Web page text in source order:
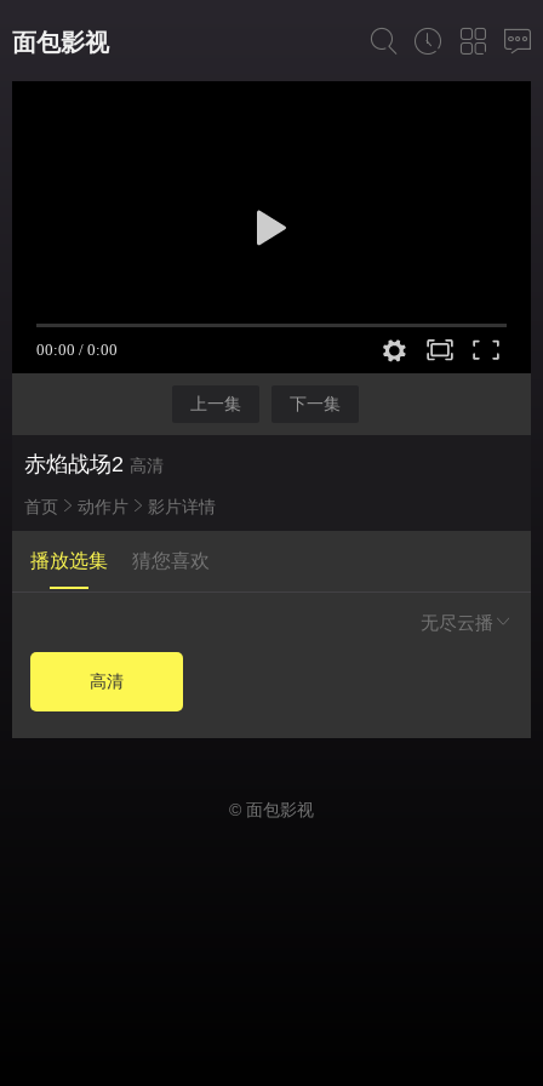
面包影视
上一集 下一集
赤焰战场2 高清
首页 动作片 影片详情
播放选集 猜您喜欢
无尽云播
高清
© 面包影视